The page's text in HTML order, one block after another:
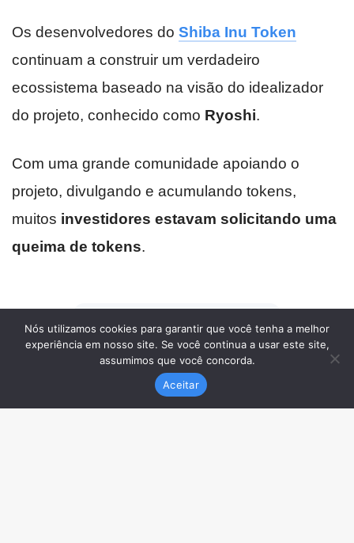
Nós utilizamos cookies para garantir que você tenha a melhor
experiência em nosso site. Se você continua a usar este site,
assumimos que você concorda.
Aceitar